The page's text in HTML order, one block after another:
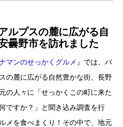
ルプスの麓に広がる自
曇野市を訪れました
マンのせっかくグルメ 』では、バ
の麓に広がる自然豊かな街、長野
の人々に「せっかくこの町に来た
ですか？」と聞き込み調査を行
メを食べまくり！その中で、地元